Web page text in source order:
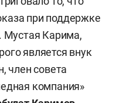
при поддержке
Мустая Карима,
является внук
член совета
компания»